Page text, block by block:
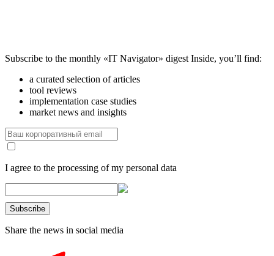
Subscribe to the monthly «IT Navigator» digest Inside, you’ll find:
a curated selection of articles
tool reviews
implementation case studies
market news and insights
I agree to the processing of my personal data
Share the news in social media